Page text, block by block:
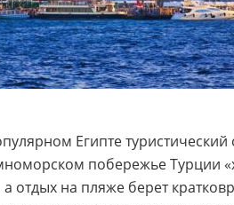
Египте туристический
побережье Турции
отдых на пляже берет